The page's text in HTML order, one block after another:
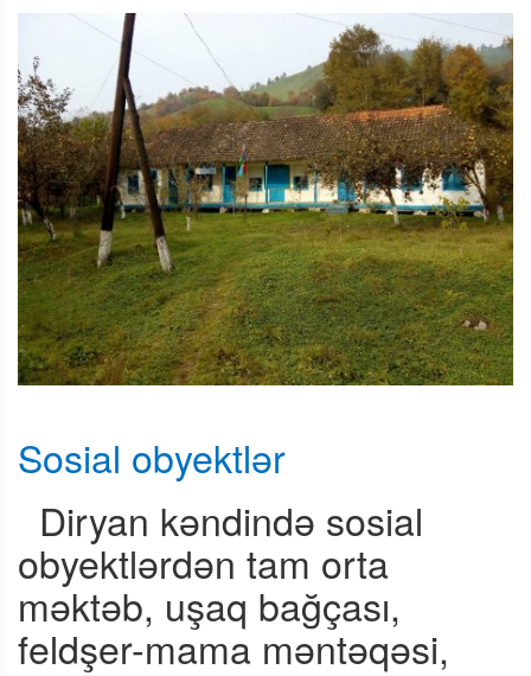
Sosial obyektlər
Diryan kəndində sosial
obyektlərdən tam orta
məktəb, uşaq bağçası,
feldşer-mama məntəqəsi,